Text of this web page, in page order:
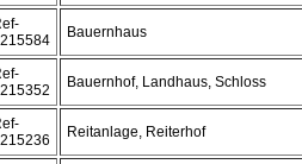
Bauernhaus
Bauernhof, Landhaus, Schloss
Reitanlage, Reiterhof